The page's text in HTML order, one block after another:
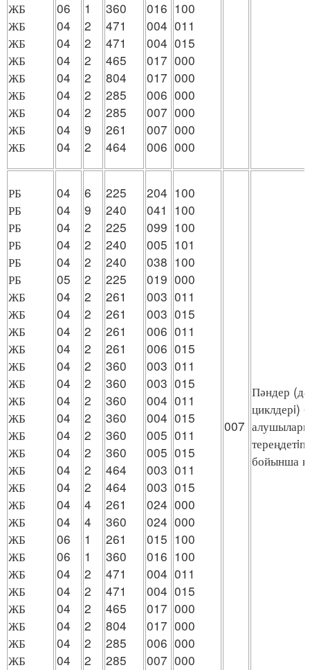
ЖБ
ЖБ
ЖБ
ЖБ
ЖБ
ЖБ
ЖБ
ЖБ
ЖБ
06
04
04
04
04
04
04
04
04
1
2
2
2
2
2
2
9
2
360
471
471
465
804
285
285
261
464
016
004
004
017
017
006
007
007
006
100
011
015
000
000
000
000
000
000
РБ
РБ
РБ
РБ
РБ
РБ
ЖБ
ЖБ
ЖБ
ЖБ
ЖБ
ЖБ
ЖБ
ЖБ
ЖБ
ЖБ
ЖБ
ЖБ
ЖБ
ЖБ
ЖБ
ЖБ
ЖБ
ЖБ
ЖБ
ЖБ
ЖБ
ЖБ
04
04
04
04
04
05
04
04
04
04
04
04
04
04
04
04
04
04
04
04
06
06
04
04
04
04
04
04
6
9
2
2
2
2
2
2
2
2
2
2
2
2
2
2
2
2
4
4
1
1
2
2
2
2
2
2
225
240
225
240
240
225
261
261
261
261
360
360
360
360
360
360
464
464
261
360
261
360
471
471
465
804
285
285
204
041
099
005
038
019
003
003
006
006
003
003
004
004
005
005
003
003
024
024
015
016
004
004
017
017
006
007
100
100
100
101
100
000
011
015
011
015
011
015
011
015
011
015
011
015
000
000
100
100
011
015
000
000
000
000
007
Пәндер
циклдерi)
бойынша